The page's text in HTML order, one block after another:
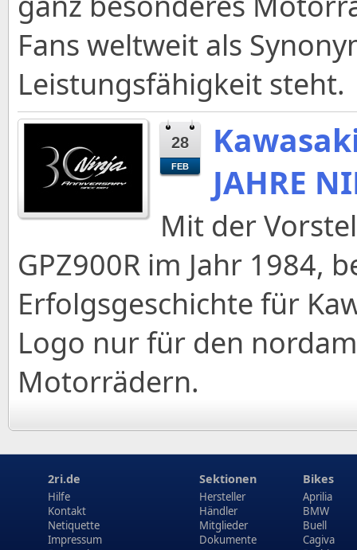
Fans weltweit als
Leistungsfähigkeit steht.
28
FEB
JAHRE
Mit der
GPZ900R im Jahr 1984,
Erfolgsgeschichte für
Logo nur für den
Motorrädern.
2ri.de
Hilfe
Kontakt
Netiquette
Impressum
Sektionen
Hersteller
Händler
Mitglieder
Dokumente
Bikes
Aprilia
BMW
Buell
Cagiva